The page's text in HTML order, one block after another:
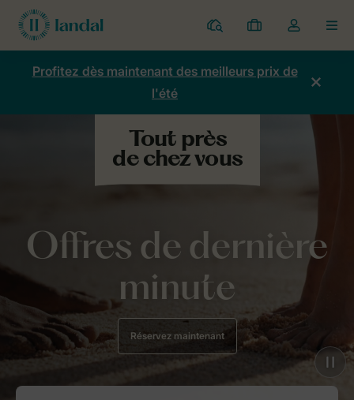
Parcs
Mes
réservations
Toggle
the
my
account
Profitez dès maintenant des meilleurs prix de
l'été
Offres de dernière
minute
Réservez maintenant